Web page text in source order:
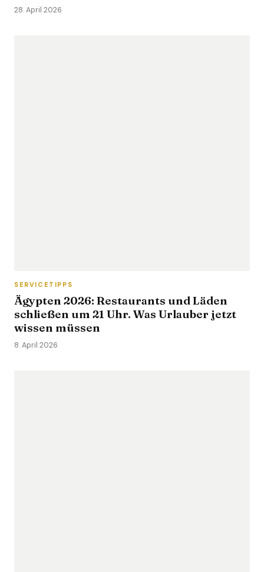
28. April 2026
SERVICETIPPS
Ägypten 2026: Restaurants und Läden
schließen um 21 Uhr. Was Urlauber jetzt
wissen müssen
8. April 2026